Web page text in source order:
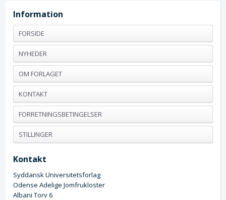
Information
FORSIDE
NYHEDER
OM FORLAGET
KONTAKT
FORRETNINGSBETINGELSER
STILLINGER
Kontakt
Syddansk Universitetsforlag
Odense Adelige Jomfrukloster
Albani Torv 6